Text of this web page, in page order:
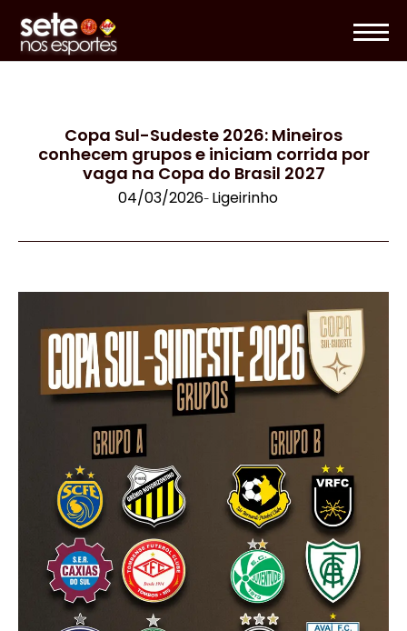
Copa Sul-Sudeste 2026: Mineiros
conhecem grupos e iniciam corrida por
vaga na Copa do Brasil 2027
04/03/2026- Ligeirinho